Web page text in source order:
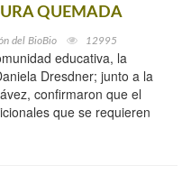
QUEMADA
del BioBio 12995
educativa, la
Dresdner; junto a la
confirmaron que el
que se requieren